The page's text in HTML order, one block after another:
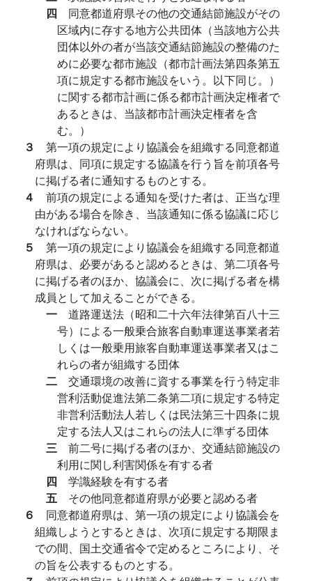
四 同意都道府県その他の交通結節施設がその
区域内に存する地方公共団体（当該地方公共
団体以外の者が当該交通結節施設の整備のた
めに必要な都市施設（都市計画法第四条第五
項に規定する都市施設をいう。以下同じ。）
に関する都市計画に係る都市計画決定権者で
あるときは、当該都市計画決定権者を含
む。）
３ 第一項の規定により協議会を組織する同意都道
府県は、同項に規定する協議を行う旨を前項各号
に掲げる者に通知するものとする。
４ 前項の規定による通知を受けた者は、正当な理
由がある場合を除き、当該通知に係る協議に応じ
なければならない。
５ 第一項の規定により協議会を組織する同意都道
府県は、必要があると認めるときは、第二項各号
に掲げる者のほか、協議会に、次に掲げる者を構
成員として加えることができる。
一 道路運送法（昭和二十六年法律第百八十三
号）による一般乗合旅客自動車運送事業者若
しくは一般乗用旅客自動車運送事業者又はこ
れらの者が組織する団体
二 交通環境の改善に資する事業を行う特定非
営利活動促進法第二条第二項に規定する特定
非営利活動法人若しくは民法第三十四条に規
定する法人又はこれらの法人に準ずる団体
三 前二号に掲げる者のほか、交通結節施設の
利用に関し利害関係を有する者
四 学識経験を有する者
五 その他同意都道府県が必要と認める者
６ 同意都道府県は、第一項の規定により協議会を
組織しようとするときは、次項に規定する期限ま
での間、国土交通省令で定めるところにより、そ
の旨を公表するものとする。